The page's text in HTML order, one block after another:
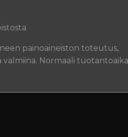
painoaineiston toteutus,
Normaali